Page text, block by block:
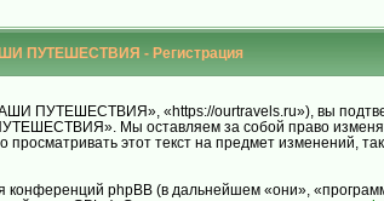
ПУТЕШЕСТВИЯ - Регистрация
«https://ourtravels.ru»), вы
Мы оставляем за собой право
просматривать этот текст на предмет
phpBB (в дальнейшем «они»,